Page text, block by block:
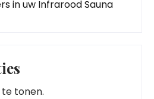
in uw Infrarood Sauna
tonen.